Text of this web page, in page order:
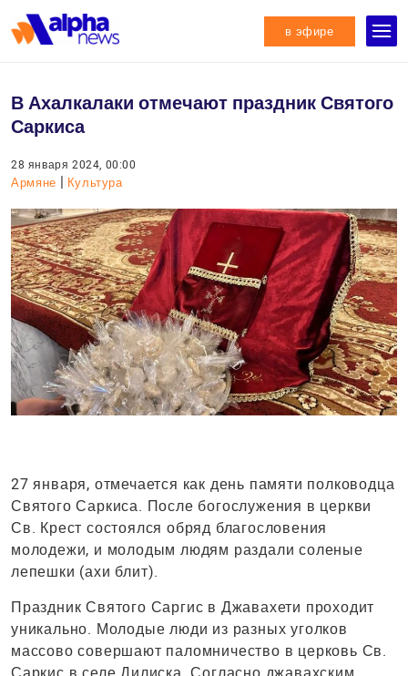
в эфире
В Ахалкалаки отмечают праздник Святого
Саркиса
28 января 2024, 00:00
Армяне | Культура
27 января, отмечается как день памяти полководца
Святого Саркиса. После богослужения в церкви
Св. Крест состоялся обряд благословения
молодежи, и молодым людям раздали соленые
лепешки (ахи блит).
Праздник Святого Саргис в Джавахети проходит
уникально. Молодые люди из разных уголков
массово совершают паломничество в церковь Св.